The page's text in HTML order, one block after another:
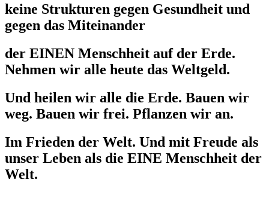
keine Strukturen gegen Gesundheit und
gegen das Miteinander
der EINEN Menschheit auf der Erde.
Nehmen wir alle heute das Weltgeld.
Und heilen wir alle die Erde. Bauen wir
weg. Bauen wir frei. Pflanzen wir an.
Im Frieden der Welt. Und mit Freude als
unser Leben als die EINE Menschheit der
Welt.